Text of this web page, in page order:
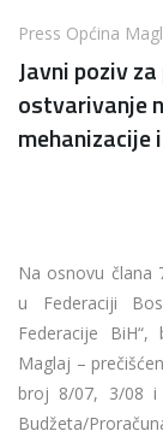
Press Općina
Javni poziv
ostvarivanje
mehanizacije
Na osnovu člana
u Federaciji
Federacije
Maglaj –
broj 8/07, 3/08 i
Budžeta/